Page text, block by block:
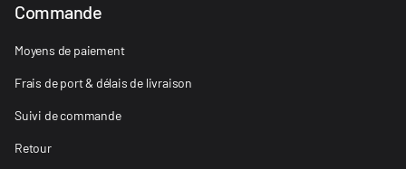
Commande
Moyens de paiement
Frais de port & délais de livraison
Suivi de commande
Retour